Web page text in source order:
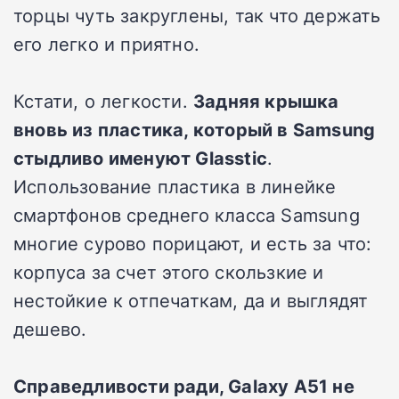
торцы чуть закруглены, так что держать
его легко и приятно.
Кстати, о легкости. Задняя крышка
вновь из пластика, который в Samsung
стыдливо именуют Glasstic.
Использование пластика в линейке
смартфонов среднего класса Samsung
многие сурово порицают, и есть за что:
корпуса за счет этого скользкие и
нестойкие к отпечаткам, да и выглядят
дешево.
Справедливости ради, Galaxy A51 не